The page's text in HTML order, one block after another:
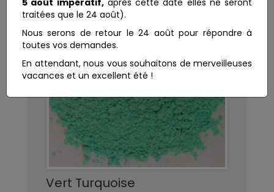
Vert Turquoise
traitées que le 24 août).
Nous serons de retour le 24 août pour répondre à
toutes vos demandes.
En attendant, nous vous souhaitons de merveilleuses
vacances et un excellent été !